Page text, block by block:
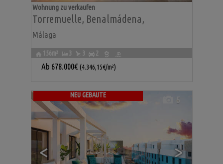
Torremuelle, Benalmádena,
Málaga
Wohnung zu verkaufen
156m² 3 3 2
Ab 678.000€ (4.346,15€/m²)
NEU GEBAUTE
< >
5